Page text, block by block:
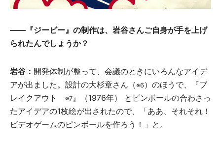
――『ジービー』の制作は、岩谷さんご自身が手を上げ
られたんでしょうか？
岩谷： 開発体制が整って、会議のときにいろんなアイデ
アが出ました。設計の大杉章さん（※6 ）のほうで、『ブ
レイクアウト
※7』（1976年） とピンボールの合わさっ
たアイデアの1枚絵が出されたので、「ああ、それそれ！
ビデオゲームのピンボールを作ろう！」と。